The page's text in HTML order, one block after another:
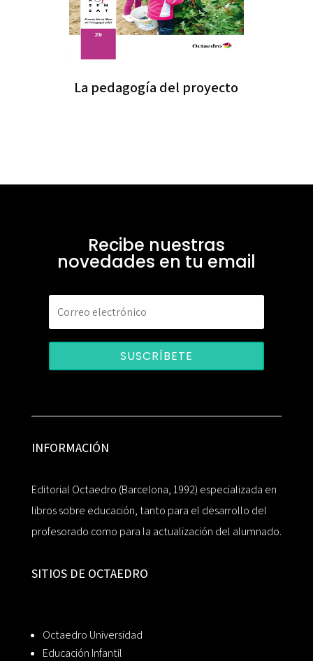
La pedagogía del proyecto
Recibe nuestras
novedades en tu email
SUSCRÍBETE
INFORMACIÓN
Editorial Octaedro (Barcelona, 1992) especializada en
libros sobre educación, tanto para el desarrollo del
profesorado como para la actualización del alumnado.
SITIOS DE OCTAEDRO
Octaedro Universidad
Educación Infantil